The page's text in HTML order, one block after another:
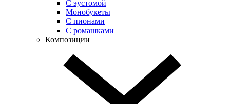
С эустомой
Монобукеты
С пионами
С ромашками
Композиции